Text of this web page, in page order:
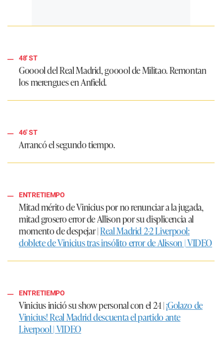
48' ST
Gooool del Real Madrid, gooool de Militao. Remontan
los merengues en Anfield.
46' ST
Arrancó el segundo tiempo.
ENTRETIEMPO
Mitad mérito de Vinicius por no renunciar a la jugada,
mitad grosero error de Allison por su displicencia al
momento de despejar |Real Madrid 2-2 Liverpool:
doblete de Vinicius tras insólito error de Alisson | VIDEO
ENTRETIEMPO
Vinicius inició su show personal con el 2-1 |¡Golazo de
Vinicius! Real Madrid descuenta el partido ante
Liverpool | VIDEO